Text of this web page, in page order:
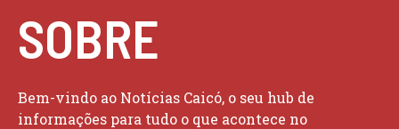
SOBRE
Bem-vindo ao Notícias Caicó, o seu hub de
informações para tudo o que acontece no